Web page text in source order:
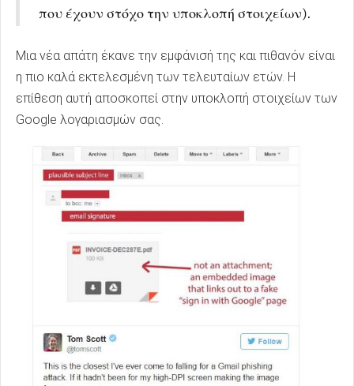
που έχουν στόχο την υποκλοπή στοιχείων).
Μια νέα απάτη έκανε την εμφάνισή της και πιθανόν είναι
η πιο καλά εκτελεσμένη των τελευταίων ετών. Η
επίθεση αυτή αποσκοπεί στην υποκλοπή στοιχείων των
Google λογαριασμών σας.